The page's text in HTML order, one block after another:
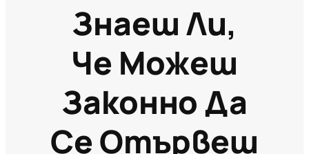
Знаеш Ли,
Че Можеш
Законно Да
Се Отървеш